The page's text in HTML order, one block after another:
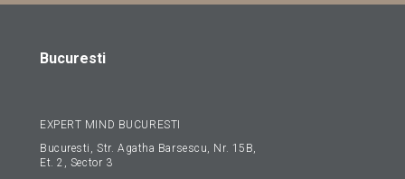
Bucuresti
EXPERT MIND BUCURESTI
Bucuresti, Str. Agatha Barsescu, Nr. 15B,
Et. 2, Sector 3